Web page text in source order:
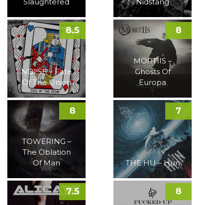
NOI!SE – Fate
Of The Union
8.5
MORTIIS –
Ghosts Of
Europa
8
TOWERING –
The Oblation
Of Man
8
THE HU – Hun
7
7.5 8